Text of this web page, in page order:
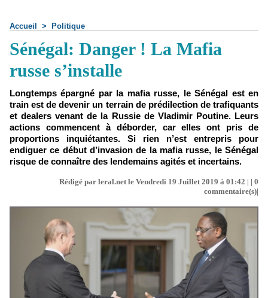
Accueil > Politique
Sénégal: Danger ! La Mafia
russe s’installe
Longtemps épargné par la mafia russe, le Sénégal est en
train est de devenir un terrain de prédilection de trafiquants
et dealers venant de la Russie de Vladimir Poutine. Leurs
actions commencent à déborder, car elles ont pris de
proportions inquiétantes. Si rien n’est entrepris pour
endiguer ce début d’invasion de la mafia russe, le Sénégal
risque de connaître des lendemains agités et incertains.
Rédigé par leral.net le Vendredi 19 Juillet 2019 à 01:42 | | 0
commentaire(s)|